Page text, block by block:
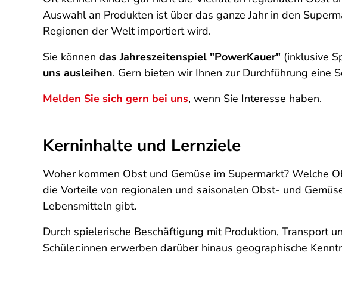
Auswahl an Produkten ist über das ganze Jahr in den
Regionen der Welt importiert wird.
Sie können das Jahreszeitenspiel "PowerKauer" (inklusive
uns ausleihen. Gern bieten wir Ihnen zur Durchführung eine
Melden Sie sich gern bei uns, wenn Sie Interesse haben.
Kerninhalte und Lernziele
Woher kommen Obst und Gemüse im Supermarkt? Welche
die Vorteile von regionalen und saisonalen Obst- und
Lebensmitteln gibt.
Durch spielerische Beschäftigung mit Produktion, Transport
Schüler:innen erwerben darüber hinaus geographische